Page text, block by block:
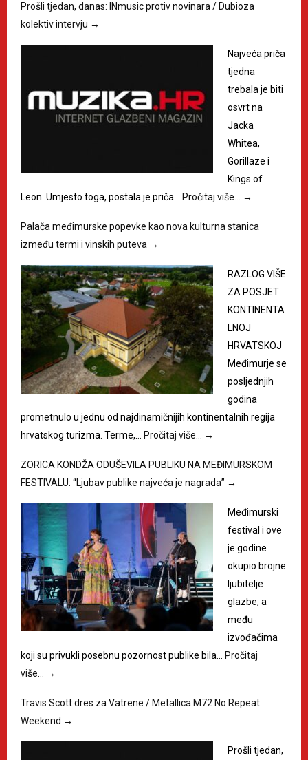
Prošli tjedan, danas: INmusic protiv novinara / Dubioza
kolektiv intervju →
Najveća priča
tjedna
trebala je biti
osvrt na
Jacka
Whitea,
Gorillaze i
Kings of
Leon. Umjesto toga, postala je priča…
Pročitaj više… →
Palača međimurske popevke kao nova kulturna stanica
između termi i vinskih puteva →
RAZLOG VIŠE
ZA POSJET
KONTINENTA
LNOJ
HRVATSKOJ
Međimurje se
posljednjih
godina
prometnulo u jednu od najdinamičnijih kontinentalnih regija
hrvatskog turizma. Terme,…
Pročitaj više… →
ZORICA KONDŽA ODUŠEVILA PUBLIKU NA MEĐIMURSKOM
FESTIVALU: “Ljubav publike najveća je nagrada” →
Međimurski
festival i ove
je godine
okupio brojne
ljubitelje
glazbe, a
među
izvođačima
koji su privukli posebnu pozornost publike bila…
Pročitaj
više…
→
Travis Scott dres za Vatrene / Metallica M72 No Repeat
Weekend →
Prošli tjedan,